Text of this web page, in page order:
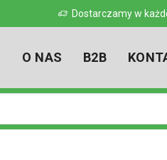
Dostarczamy w każde
O NAS B2B
wyszukiwania